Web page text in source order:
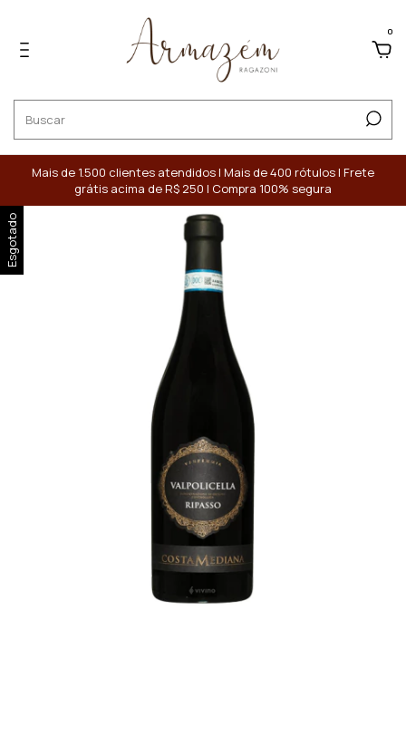
0
Mais de 1.500 clientes atendidos | Mais de 400 rótulos | Frete
grátis acima de R$ 250 | Compra 100% segura
Esgotado